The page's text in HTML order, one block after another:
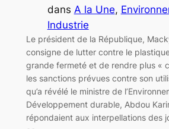
dans A la Une,
Industrie
Le président de la République,
consigne de lutter contre le
grande fermeté et de rendre plus «
les sanctions prévues contre son
qu’a révélé le ministre de
Développement durable, Abdou
répondaient aux interpellations des